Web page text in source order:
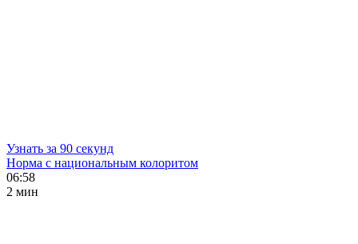
Узнать за 90 секунд
Норма с национальным колоритом
06:58
2 мин